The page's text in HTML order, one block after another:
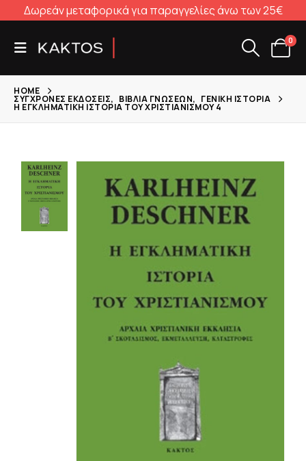
Δωρεάν μεταφορικά για παραγγελίες άνω των 25€
0
HOME
ΣΎΓΧΡΟΝΕΣ ΕΚΔΌΣΕΙΣ, ΒΙΒΛΊΑ ΓΝΏΣΕΩΝ, ΓΕΝΙΚΉ ΙΣΤΟΡΊΑ
Η ΕΓΚΛΗΜΑΤΙΚΉ ΙΣΤΟΡΊΑ ΤΟΥ ΧΡΙΣΤΙΑΝΙΣΜΟΎ 4